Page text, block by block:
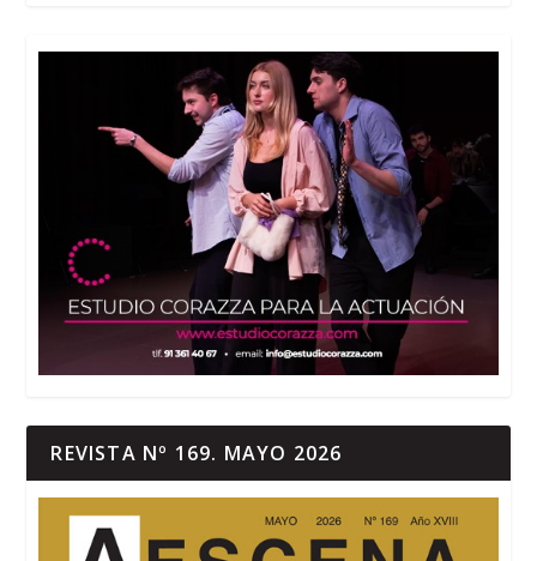
REVISTA Nº 169. MAYO 2026